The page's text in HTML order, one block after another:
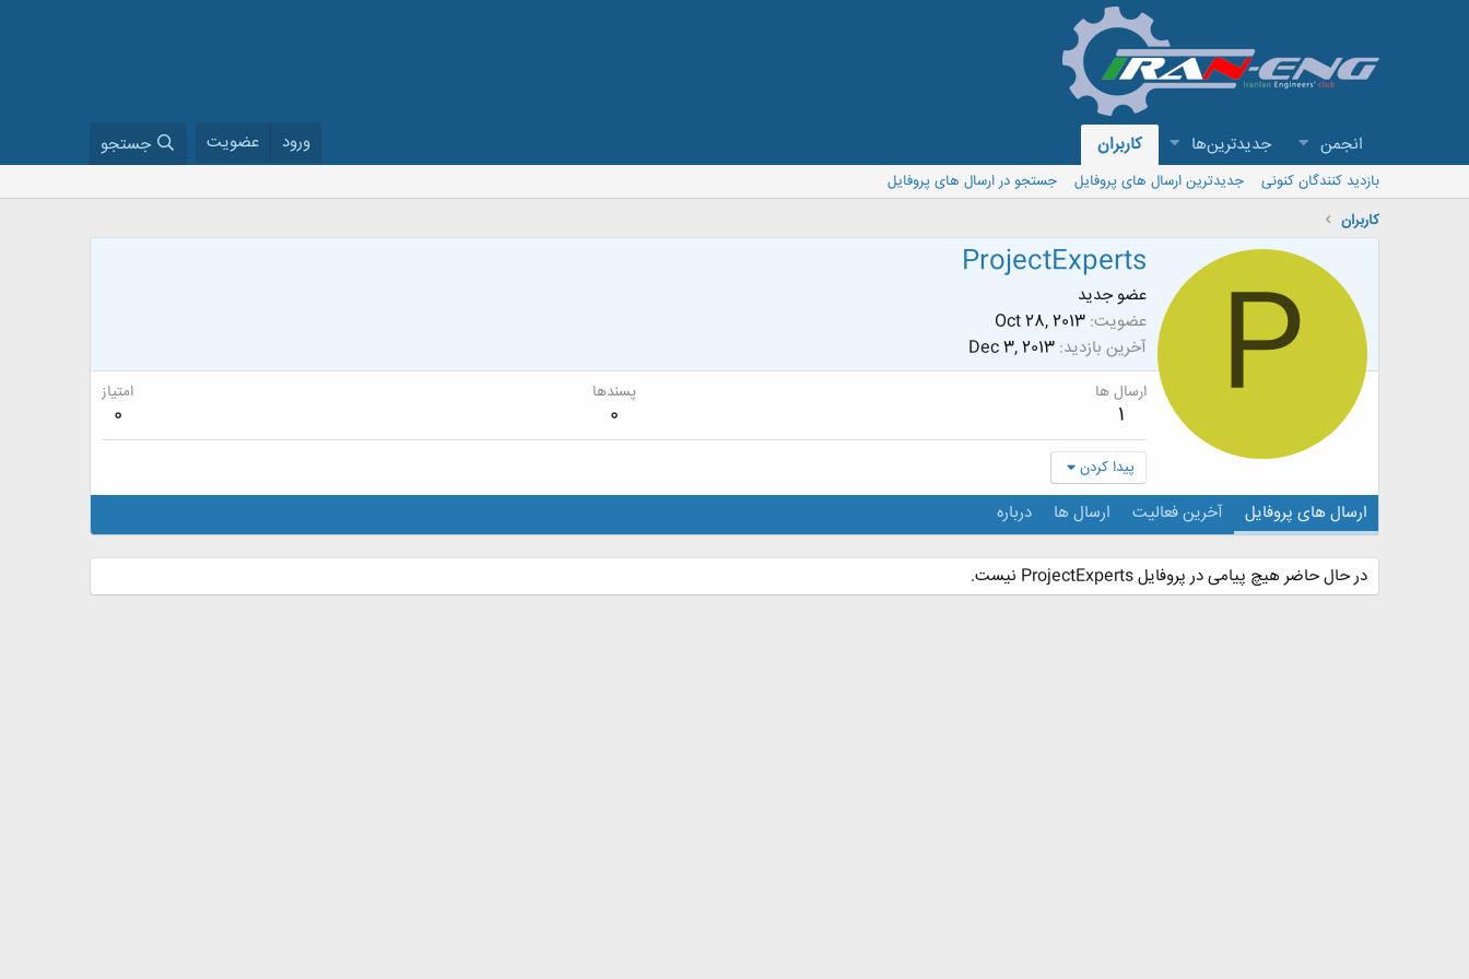
انجمن جدیدترین‌ها کاربران ورود عضویت جستجو
بازدید کنندگان کنونی جدیدترین ارسال های پروفایل
جستجو در ارسال های پروفایل
کاربران
P
ProjectExperts
عضو جدید
عضویت Oct 28, 2013
آخرین بازدید Dec 3, 2013
ارسال ها
1
پسندها
0
امتیاز
0
پیدا کردن
ارسال های پروفایل آخرین فعالیت ارسال ها درباره
در حال حاضر هیچ پیامی در پروفایل ProjectExperts نیست.